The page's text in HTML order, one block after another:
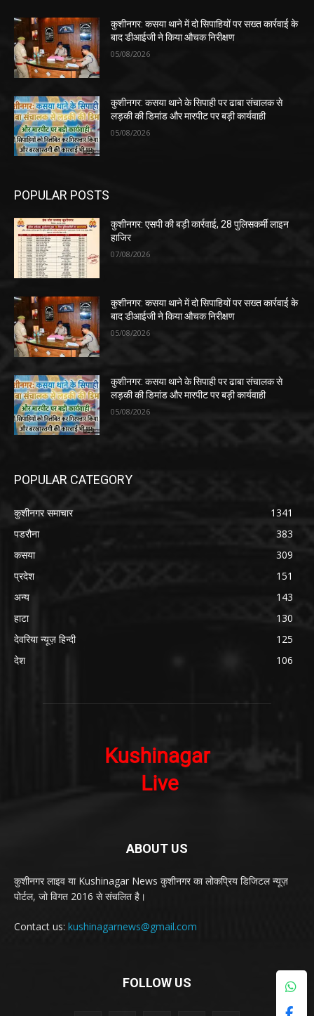
कुशीनगर: कसया थाने में दो सिपाहियों पर सख्त कार्रवाई के
बाद डीआईजी ने किया औचक निरीक्षण
05/08/2026
कुशीनगर: कसया थाने के सिपाही पर ढाबा संचालक से
लड़की की डिमांड और मारपीट पर बड़ी कार्यवाही
05/08/2026
POPULAR POSTS
कुशीनगर: एसपी की बड़ी कार्रवाई, 28 पुलिसकर्मी लाइन
हाजिर
07/08/2026
कुशीनगर: कसया थाने में दो सिपाहियों पर सख्त कार्रवाई के
बाद डीआईजी ने किया औचक निरीक्षण
05/08/2026
कुशीनगर: कसया थाने के सिपाही पर ढाबा संचालक से
लड़की की डिमांड और मारपीट पर बड़ी कार्यवाही
05/08/2026
POPULAR CATEGORY
कुशीनगर समाचार
1341
पडरौना
383
कसया
309
प्रदेश
151
अन्य
143
हाटा
130
देवरिया न्यूज़ हिन्दी
125
देश
106
ABOUT US
कुशीनगर लाइव या Kushinagar News कुशीनगर का लोकप्रिय डिजिटल न्यूज़
पोर्टल, जो विगत 2016 से संचलित है।
Contact us: kushinagarnews@gmail.com
FOLLOW US